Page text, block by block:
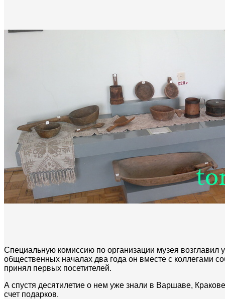
Специальную комиссию по организации музея возглавил
общественных началах два года он вместе с коллегами
принял первых посетителей.
А спустя десятилетие о нем уже знали в Варшаве,
счет подарков.